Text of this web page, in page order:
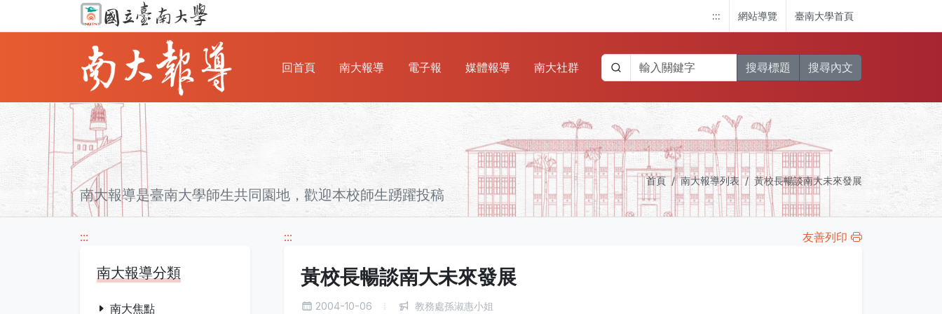
::: 網站導覽 臺南大學首頁
回首頁 南大報導 電子報 媒體報導 南大社群 搜尋標題 搜尋內文
南大報導是臺南大學師生共同園地，歡迎本校師生踴躍投稿
首頁 南大報導列表 黃校長暢談南大未來發展
::: 友善列印
黃校長暢談南大未來發展
2004-10-06 教務處孫淑惠小姐
:::
南大報導分類
南大焦點